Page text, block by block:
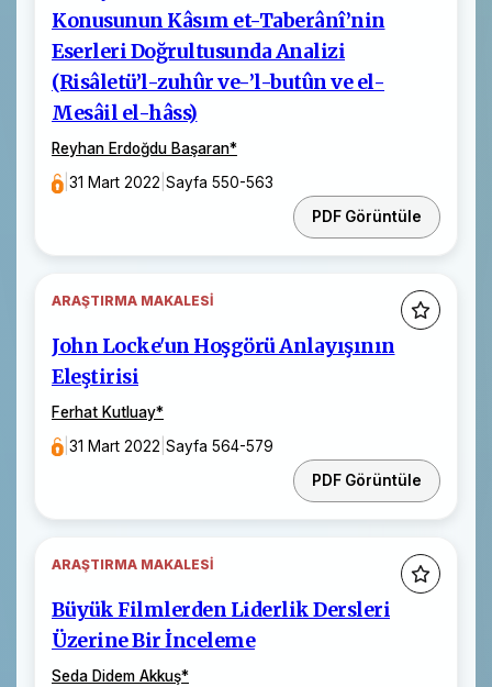
Konusunun Kâsım et-Taberânî’nin
Eserleri Doğrultusunda Analizi
(Risâletü’l-zuhûr ve-’l-butûn ve el-
Mesâil el-hâss)
Reyhan Erdoğdu Başaran*
|31 Mart 2022 |Sayfa 550-563
PDF Görüntüle
ARAŞTIRMA MAKALESI
John Locke'un Hoşgörü Anlayışının
Eleştirisi
Ferhat Kutluay*
|31 Mart 2022 |Sayfa 564-579
PDF Görüntüle
ARAŞTIRMA MAKALESI
Büyük Filmlerden Liderlik Dersleri
Üzerine Bir İnceleme
Seda Didem Akkuş*